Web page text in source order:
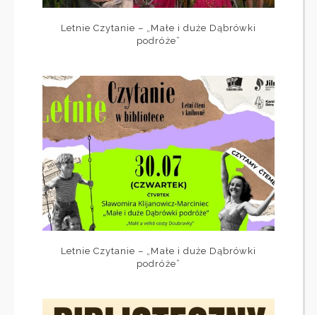
Letnie Czytanie – „Małe i duże Dąbrówki
podróże”
Letnie Czytanie – „Małe i duże Dąbrówki
podróże”